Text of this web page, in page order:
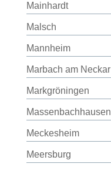
Mainhardt
Malsch
Mannheim
Marbach am Neckar
Markgröningen
Massenbachhausen
Meckesheim
Meersburg